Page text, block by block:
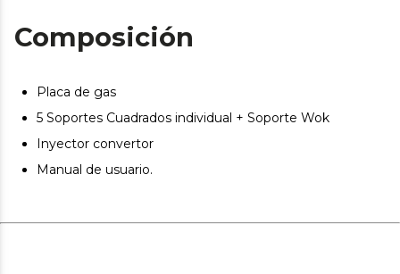
Composición
Placa de gas
5 Soportes Cuadrados individual + Soporte Wok
Inyector convertor
Manual de usuario.